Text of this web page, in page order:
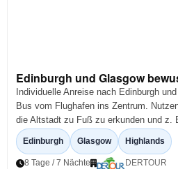
Edinburgh und Glasgow
Individuelle Anreise nach Edinburgh
Bus vom Flughafen ins Zentrum.
die Altstadt zu Fuß zu erkunden und z.
Edinburgh Glasgow Highlands
8 Tage / 7 Nächte DERTOUR